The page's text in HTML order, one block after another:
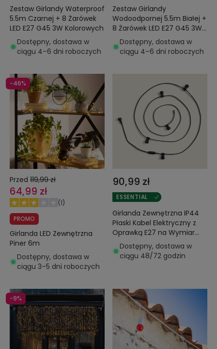
Zestaw Girlandy Waterproof
5.5m Czarnej + 8 Żarówek
LED E27 G45 3W Kolorowych
Dostępny, dostawa w
ciągu 4–6 dni roboczych
Zestaw Girlandy
Wodoodpornej 5.5m Białej +
8 Żarówek LED E27 G45 3W
Kolorowych
Dostępny, dostawa w
ciągu 4–6 dni roboczych
-46%
Przed 119,99 zł
64,99 zł
(1)
PROMO
Girlanda LED Zewnętrzna
Piner 6m
Dostępny, dostawa w
ciągu 3–5 dni roboczych
90,99 zł
ESSENTIAL
Girlanda Zewnętrzna IP44
Płaski Kabel Elektryczny z
Oprawką E27 na Wymiar
Czarny
Dostępny, dostawa w
ciągu 48/72 godzin
-9%